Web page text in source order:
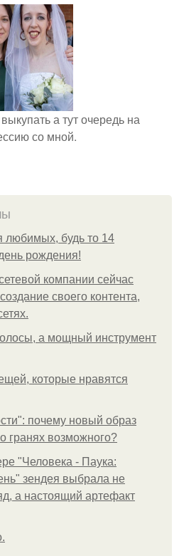
а тут очередь на
со мной.
любимых, будь то 14
рождения!
компании сейчас
своего контента,
а мощный инструмент
которые нравятся
почему новый образ
гранях возможного?
"Человека - Паука:
зендея выбрала не
а настоящий артефакт